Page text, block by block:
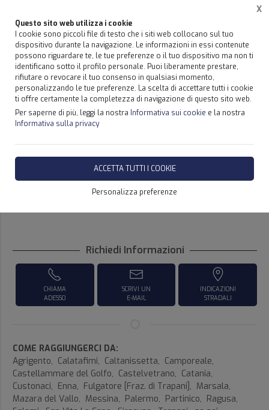
Questo sito web utilizza i cookie
I cookie sono piccoli file di testo che i siti web collocano sul tuo
dispositivo durante la navigazione. Le informazioni in essi contenute
possono riguardare te, le tue preferenze o il tuo dispositivo ma non ti
identificano sotto il profilo personale. Puoi liberamente prestare,
rifiutare o revocare il tuo consenso in qualsiasi momento,
personalizzando le tue preferenze. La scelta di accettare tutti i cookie
ti offre certamente la completezza di navigazione di questo sito web.
Per saperne di più, leggi la nostra Informativa sui cookie e la nostra
Informativa sulla privacy
ACCETTA TUTTI I COOKIE
Personalizza preferenze
X
Home Prodotti ATTREZZATURE SCARRABILI TAM - SICILIA
ATTREZZATURA SCARRABILE -
SICILIA TAM T 40 SN
DISPONIBILITÀ IMMEDIATA
Richiedi Informazioni
CHIAMA
ADESSO
SCRIVI UN
E-MAIL
INDICAZIONI
STRADALI
COME RAGGIUNGERCI DA:
Agrigento, Calatafimi, Caltanissetta, Camporeale,
Castellammare del Golfo, Castelvetrano, Catania,
Custonaci, Enna, Fulgatore [Fraz. di Trapani], Marsala,
Mazara del Vallo, Messina, Palermo, Partinico, Ragusa,